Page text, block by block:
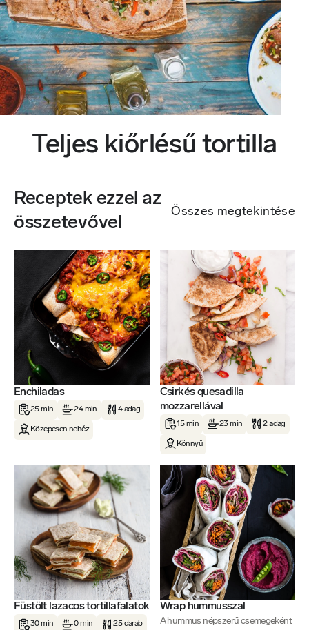
Teljes kiőrlésű tortilla
Receptek ezzel az
összetevővel
Összes megtekintése
Enchiladas
25 min 24 min 4 adag
Közepesen nehéz
Csirkés quesadilla
mozzarellával
15 min 23 min 2 adag
Könnyű
Füstölt lazacos tortillafalatok
30 min 0 min 25 darab
Wrap hummusszal
A hummus népszerű csemegeként